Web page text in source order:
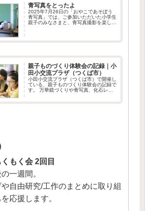
青写真をとったよ
2025年7月26日の「おやこであそぼう
青写真」では、ご参加いただいた小学生
親子のみなさまと、青写真撮影を楽しみ
ラした真夏の太陽も、こ...
親子ものづくり体験会の記録｜小
田小交流プラザ（つくば市）
小田小交流プラザ（つくば市）で開催し
ている、親子ものづくり体験会の記録で
す。 万華鏡づくりや青写真、化石レプ
もく会 2回目
一週間。
自由研究/工作のまとめに取り組
応援します。